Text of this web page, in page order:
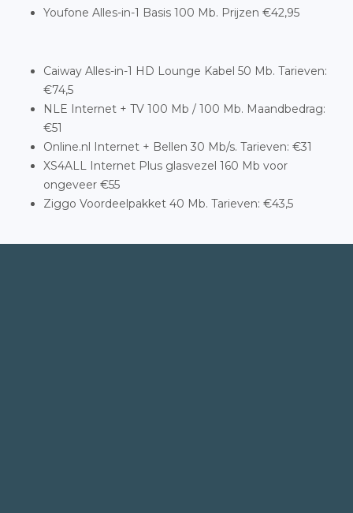
Youfone Alles-in-1 Basis 100 Mb. Prijzen €42,95
Caiway Alles-in-1 HD Lounge Kabel 50 Mb. Tarieven:
€74,5
NLE Internet + TV 100 Mb / 100 Mb. Maandbedrag:
€51
Online.nl Internet + Bellen 30 Mb/s. Tarieven: €31
XS4ALL Internet Plus glasvezel 160 Mb voor
ongeveer €55
Ziggo Voordeelpakket 40 Mb. Tarieven: €43,5